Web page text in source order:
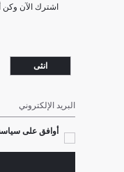
اشترك الآن وكن
انثى
البريد الإلكتروني
أوافق على